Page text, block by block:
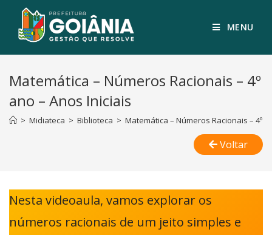
MENU
Matemática – Números Racionais – 4º
ano – Anos Iniciais
> Midiateca > Biblioteca > Matemática – Números Racionais – 4º
Voltar
Nesta videoaula, vamos explorar os
números racionais de um jeito simples e